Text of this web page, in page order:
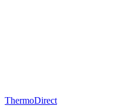
ThermoDirect